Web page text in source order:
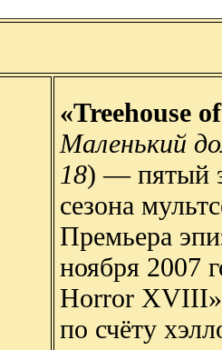
«Treehouse
Маленький
18) — пятый
сезона
Премьера
ноября 2007
Horror XVIII»
по счёту